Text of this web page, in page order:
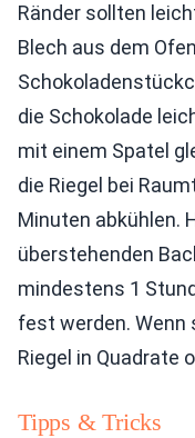
Ränder sollten
Blech aus dem
die Schokolade
mit einem Spatel
die Riegel bei
Minuten abkühlen.
überstehenden
mindestens 1
fest werden. Wenn
Riegel in Quadrate
Tipps & Tricks